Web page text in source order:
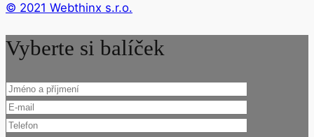
© 2021 Webthinx s.r.o.
Vyberte si balíček